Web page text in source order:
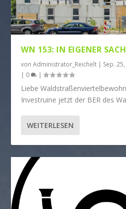
WN 153: IN EIGENER
vonAdministrator_Reichelt | Sep.
| 0 |
Liebe
Investruine jetzt der BER des
WEITERLESEN